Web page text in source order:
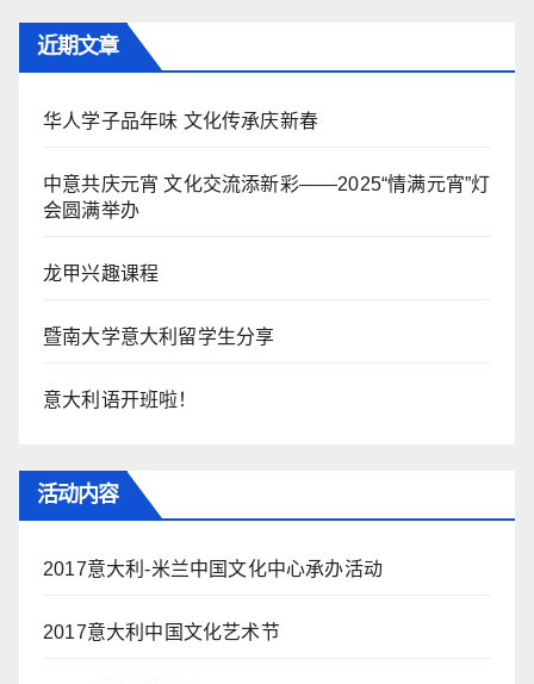
近期文章
华人学子品年味 文化传承庆新春
中意共庆元宵 文化交流添新彩——2025“情满元宵”灯
会圆满举办
龙甲兴趣课程
暨南大学意大利留学生分享
意大利语开班啦！
活动内容
2017意大利-米兰中国文化中心承办活动
2017意大利中国文化艺术节